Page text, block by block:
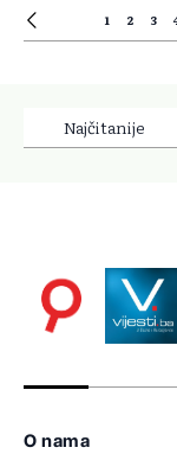
1 2 3
Najčitanije
O nama